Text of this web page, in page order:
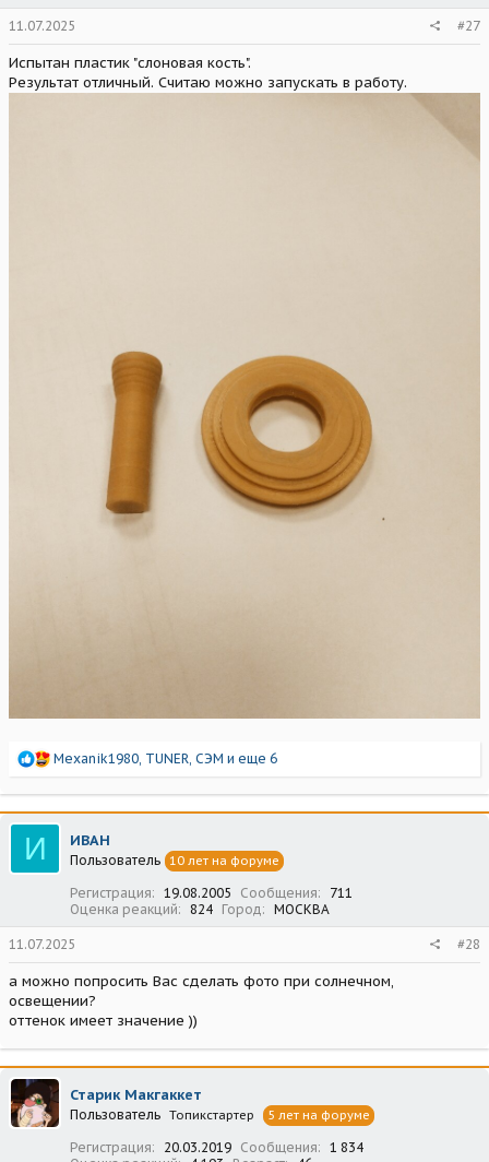
11.07.2025 #27
Испытан пластик "слоновая кость".
Результат отличный. Считаю можно запускать в работу.
Р
а
к
ц
Mexanik1980, TUNER, СЭМ и еще 6
И ИВАН
Пользователь 10 лет на форуме
Регистрация 19.08.2005 Сообщения
711
Оценка реакций
824 Город МОСКВА
11.07.2025 #28
а можно попросить Вас сделать фото при солнечном,
освещении?
оттенок имеет значение ))
Старик Макгаккет
Пользователь Топикстартер 5 лет на форуме
Регистрация 20.03.2019 Сообщения
1 834